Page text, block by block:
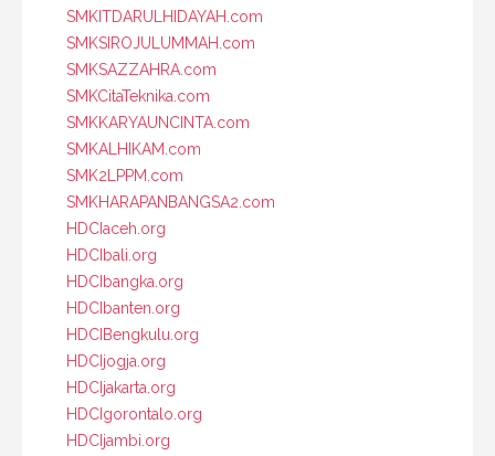
SMKITDARULHIDAYAH.com
SMKSIROJULUMMAH.com
SMKSAZZAHRA.com
SMKCitaTeknika.com
SMKKARYAUNCINTA.com
SMKALHIKAM.com
SMK2LPPM.com
SMKHARAPANBANGSA2.com
HDCIaceh.org
HDCIbali.org
HDCIbangka.org
HDCIbanten.org
HDCIBengkulu.org
HDCIjogja.org
HDCIjakarta.org
HDCIgorontalo.org
HDCIjambi.org